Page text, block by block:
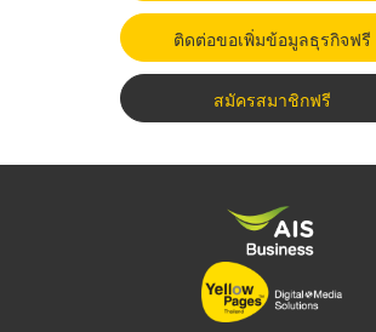
ติดต่อขอเพิ่มข้อมูลธุรกิจฟรี
สมัครสมาชิกฟรี